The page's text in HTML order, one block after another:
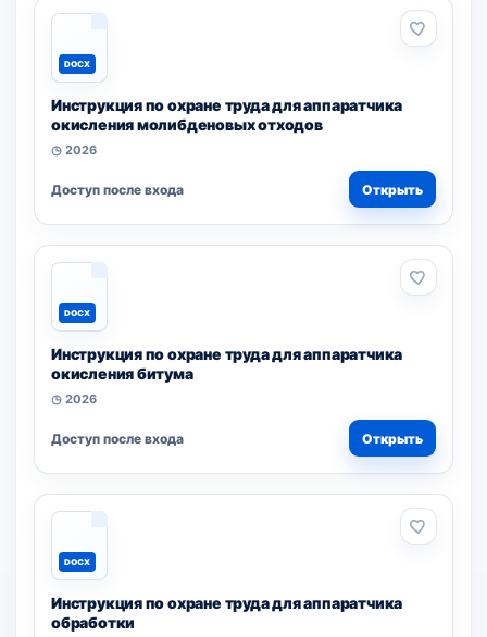
DOCX
Инструкция по охране труда для аппаратчика
окисления молибденовых отходов
◷ 2026
Доступ после входа Открыть
DOCX
Инструкция по охране труда для аппаратчика
окисления битума
◷ 2026
Доступ после входа Открыть
DOCX
Инструкция по охране труда для аппаратчика
обработки